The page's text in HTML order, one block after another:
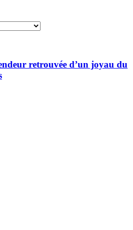
retrouvée d’un joyau du